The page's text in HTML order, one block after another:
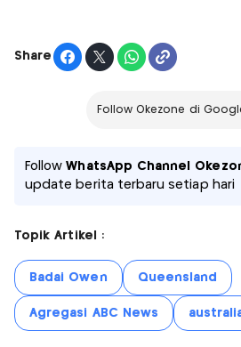
Share
Follow Okezone di
FollowWhatsApp Channel
update berita terbaru setiap hari
Topik Artikel :
Badai Owen Queensland
Agregasi ABC News